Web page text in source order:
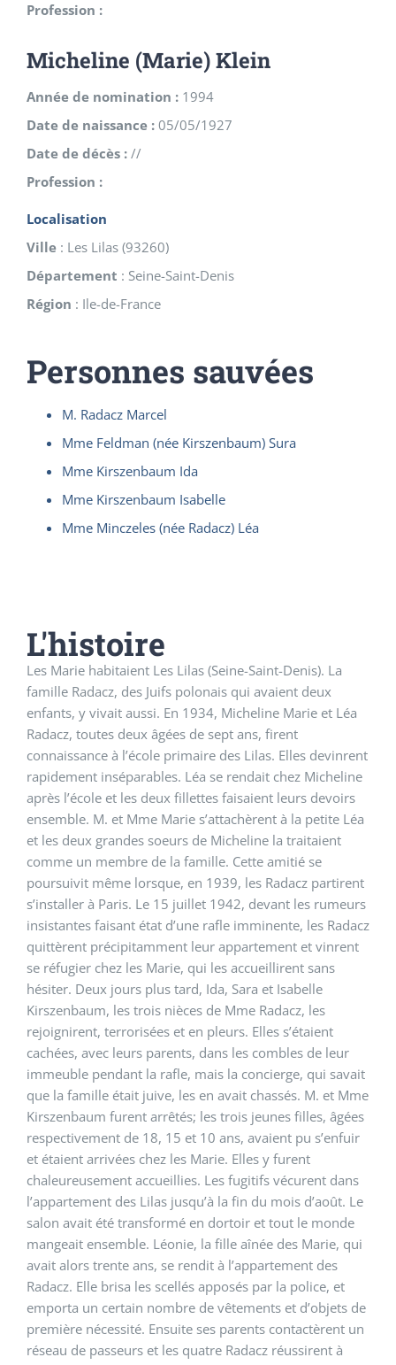
Profession :
Micheline (Marie) Klein
Année de nomination : 1994
Date de naissance : 05/05/1927
Date de décès : //
Profession :
Localisation
Ville : Les Lilas (93260)
Département : Seine-Saint-Denis
Région : Ile-de-France
Personnes sauvées
M. Radacz Marcel
Mme Feldman (née Kirszenbaum) Sura
Mme Kirszenbaum Ida
Mme Kirszenbaum Isabelle
Mme Minczeles (née Radacz) Léa
L'histoire
Les Marie habitaient Les Lilas (Seine-Saint-Denis). La
famille Radacz, des Juifs polonais qui avaient deux
enfants, y vivait aussi. En 1934, Micheline Marie et Léa
Radacz, toutes deux âgées de sept ans, firent
connaissance à l’école primaire des Lilas. Elles devinrent
rapidement inséparables. Léa se rendait chez Micheline
après l’école et les deux fillettes faisaient leurs devoirs
ensemble. M. et Mme Marie s’attachèrent à la petite Léa
et les deux grandes soeurs de Micheline la traitaient
comme un membre de la famille. Cette amitié se
poursuivit même lorsque, en 1939, les Radacz partirent
s’installer à Paris. Le 15 juillet 1942, devant les rumeurs
insistantes faisant état d’une rafle imminente, les Radacz
quittèrent précipitamment leur appartement et vinrent
se réfugier chez les Marie, qui les accueillirent sans
hésiter. Deux jours plus tard, Ida, Sara et Isabelle
Kirszenbaum, les trois nièces de Mme Radacz, les
rejoignirent, terrorisées et en pleurs. Elles s’étaient
cachées, avec leurs parents, dans les combles de leur
immeuble pendant la rafle, mais la concierge, qui savait
que la famille était juive, les en avait chassés. M. et Mme
Kirszenbaum furent arrêtés; les trois jeunes filles, âgées
respectivement de 18, 15 et 10 ans, avaient pu s’enfuir
et étaient arrivées chez les Marie. Elles y furent
chaleureusement accueillies. Les fugitifs vécurent dans
l’appartement des Lilas jusqu’à la fin du mois d’août. Le
salon avait été transformé en dortoir et tout le monde
mangeait ensemble. Léonie, la fille aînée des Marie, qui
avait alors trente ans, se rendit à l’appartement des
Radacz. Elle brisa les scellés apposés par la police, et
emporta un certain nombre de vêtements et d’objets de
première nécessité. Ensuite ses parents contactèrent un
réseau de passeurs et les quatre Radacz réussirent à